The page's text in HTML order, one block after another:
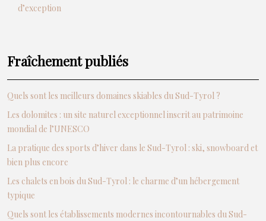
d’exception
Fraîchement publiés
Quels sont les meilleurs domaines skiables du Sud-Tyrol ?
Les dolomites : un site naturel exceptionnel inscrit au patrimoine
mondial de l’UNESCO
La pratique des sports d’hiver dans le Sud-Tyrol : ski, snowboard et
bien plus encore
Les chalets en bois du Sud-Tyrol : le charme d’un hébergement
typique
Quels sont les établissements modernes incontournables du Sud-